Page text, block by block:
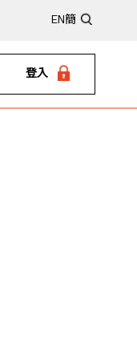
EN 簡
登入